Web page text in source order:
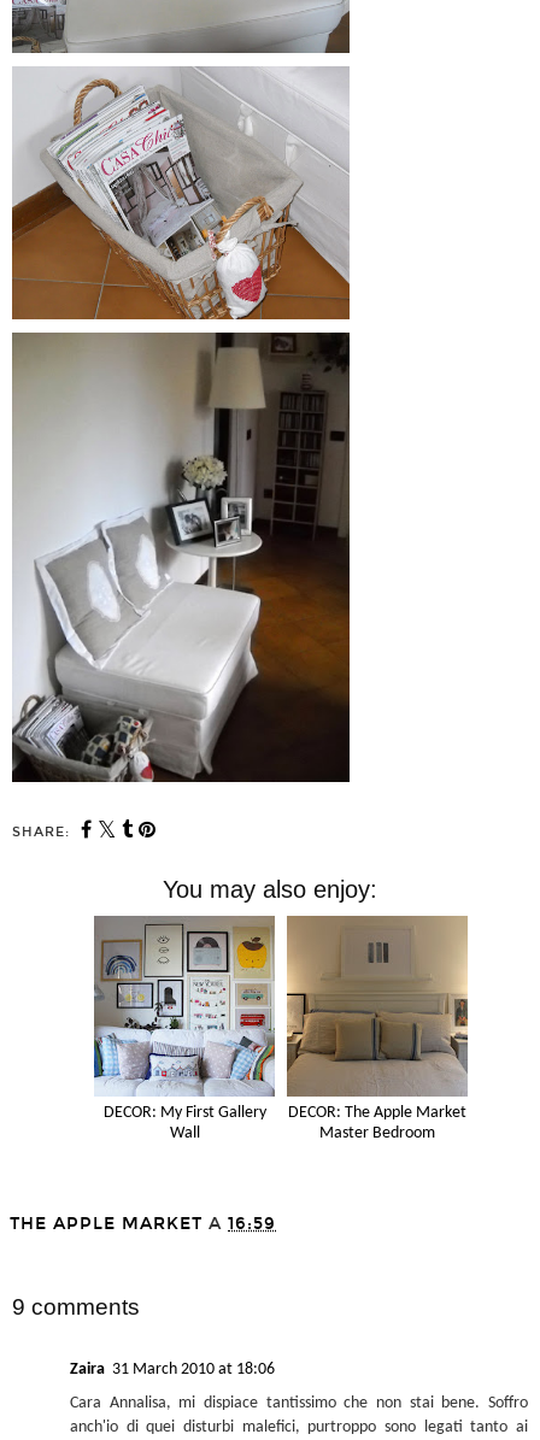
SHARE:
You may also enjoy:
DECOR: My First Gallery
Wall
DECOR: The Apple Market
Master Bedroom
THE APPLE MARKET A 16:59
9 comments
Zaira 31 March 2010 at 18:06
Cara Annalisa, mi dispiace tantissimo che non stai bene. Soffro
anch'io di quei disturbi malefici, purtroppo sono legati tanto ai